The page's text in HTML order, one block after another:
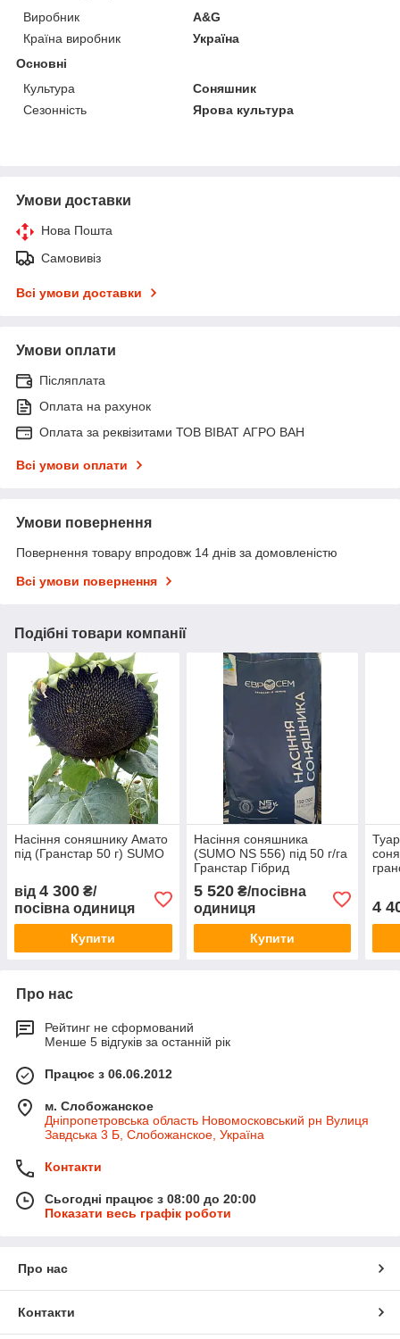
Виробник
A&G
Країна виробник
Україна
Основні
Культура
Соняшник
Сезонність
Ярова культура
Умови доставки
Нова Пошта
Самовивіз
Всі умови доставки
Умови оплати
Післяплата
Оплата на рахунок
Оплата за реквізитами ТОВ ВІВАТ АГРО ВАН
Всі умови оплати
Умови повернення
Повернення товару впродовж 14 днів за домовленістю
Всі умови повернення
Подібні товари компанії
Насіння соняшнику Амато
під (Гранстар 50 г) SUMO
від 4 300 ₴/
посівна одиниця
Купити
Насіння соняшника
(SUMO NS 556) під 50 г/га
Гранcтар Гібрид
соняшника СУМО
5 520₴/посівна
одиниця
Купити
4
Про нас
Рейтинг не сформований
Менше 5 відгуків за останній рік
Працює з 06.06.2012
м. Слобожанское
Дніпропетровська область Новомосковський рн Вулиця
Завдська 3 Б, Слобожанское, Україна
Контакти
Сьогодні працює з 08:00 до 20:00
Показати весь графік роботи
Про нас
Контакти